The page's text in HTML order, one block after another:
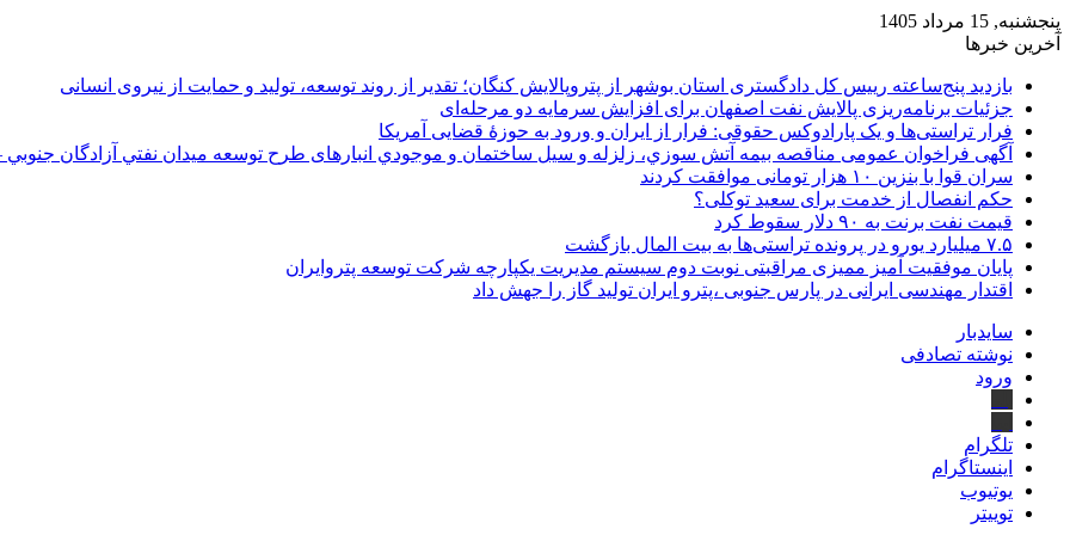
پنجشنبه, 15 مرداد 1405
آخرین خبرها
بازدید پنج‌ساعته رییس کل دادگستری استان بوشهر از پتروپالایش کنگان؛ تقدیر از روند توسعه، تولید و حمایت از نیروی انسانی
جزئیات برنامه‌ریزی پالایش نفت اصفهان برای افزایش سرمایه دو مرحله‌ای
فرار تراستی‌ها و یک پارادوکس حقوقی: فرار از ایران و ورود به حوزۀ قضایی آمریکا
آگهی فراخوان عمومی مناقصه بيمه آتش سوزي، زلزله و سیل ساختمان و موجودي انبارهای طرح توسعه ميدان نفتي آزادگان جنوبي
سران قوا با بنزین ۱۰ هزار تومانی موافقت کردند
حکم انفصال از خدمت برای سعید توکلی؟
قیمت نفت برنت به ۹۰ دلار سقوط کرد
۷.۵ میلیارد یورو در پرونده تراستی‌ها به بیت المال بازگشت
پایان موفقیت آمیز ممیزی مراقبتی نوبت دوم سیستم مدیریت یکپارچه شرکت توسعه پتروایران
اقتدار مهندسی ایرانی در پارس جنوبی ،پترو ایران تولید گاز را جهش داد
سایدبار
نوشته تصادفی
ورود
تلگرام
اینستاگرام
یوتیوب
توییتر